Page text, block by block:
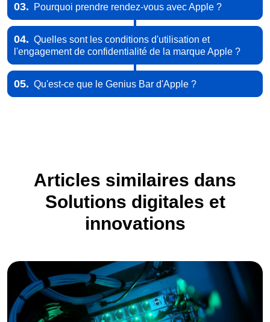
03. Pourquoi prendre rendez-vous avec Apple ?
04. Quelles sont les conditions d'utilisation et
l'engagement de confidentialité de la marque Apple ?
05. Qu'est-ce que le Genius Bar d'Apple ?
Articles similaires dans
Solutions digitales et
innovations